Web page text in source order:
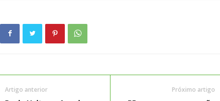
Artigo anterior Próximo artigo